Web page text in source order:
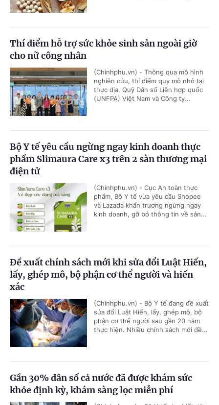
Thí điểm hỗ trợ sức khỏe sinh sản ngoài giờ
cho nữ công nhân
(Chinhphu.vn) - Thông qua mô hình
nghiên cứu, thí điểm quy mô nhỏ tại
thực địa, Quỹ Dân số Liên hợp quốc
(UNFPA) Việt Nam và Công ty...
Bộ Y tế yêu cầu ngừng ngay kinh doanh thực
phẩm Slimaura Care x3 trên 2 sàn thương mại
điện tử
(Chinhphu.vn) - Cục An toàn thực
phẩm, Bộ Y tế vừa yêu cầu Shopee
và Lazada khẩn trương ngừng ngay
kinh doanh, gỡ bỏ thông tin về sản...
Đề xuất chính sách mới khi sửa đổi Luật Hiến,
lấy, ghép mô, bộ phận cơ thể người và hiến
xác
(Chinhphu.vn) - Bộ Y tế đang đề xuất
sửa đổi Luật Hiến, lấy, ghép mô, bộ
phận cơ thể người sau gần 20 năm
thực hiện. Nhiều chính sách mới đề...
Gần 30% dân số cả nước đã được khám sức
khỏe định kỳ, khám sàng lọc miễn phí